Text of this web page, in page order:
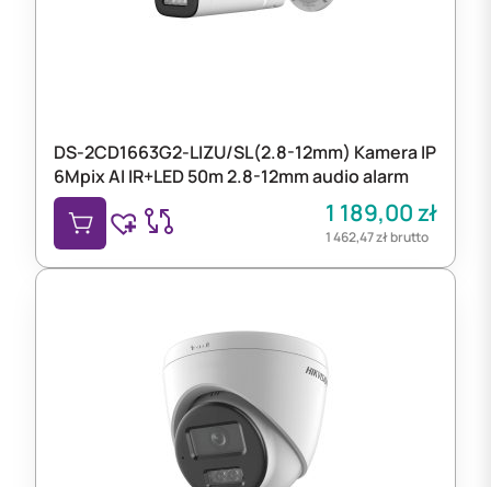
DS-2CD1663G2-LIZU/SL(2.8-12mm) Kamera IP
6Mpix AI IR+LED 50m 2.8-12mm audio alarm
1 189,00zł
1 462,47złbrutto